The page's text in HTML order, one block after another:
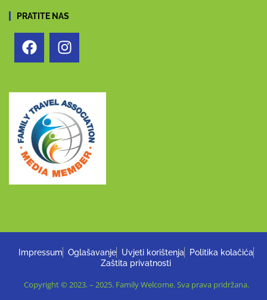
PRATITE NAS
Impressum Oglašavanje Uvjeti korištenja
Politika kolačića
Zaštita privatnosti
Copyright © 2023. – 2025. Family Welcome. Sva prava pridržana.